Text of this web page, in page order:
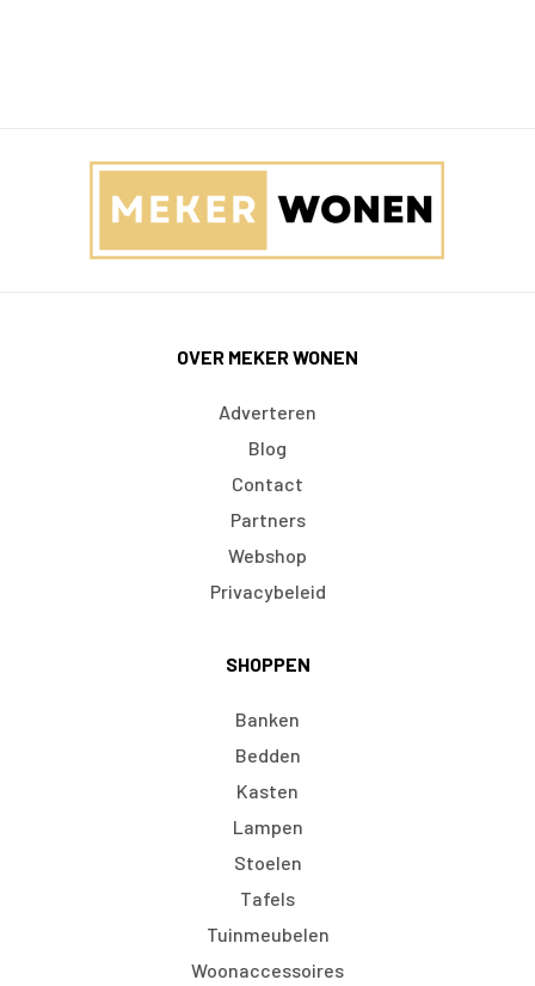
OVER MEKER WONEN
Adverteren
Blog
Contact
Partners
Webshop
Privacybeleid
SHOPPEN
Banken
Bedden
Kasten
Lampen
Stoelen
Tafels
Tuinmeubelen
Woonaccessoires